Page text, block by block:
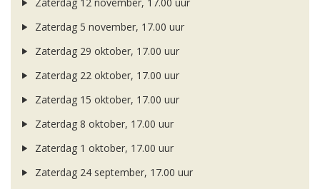
Zaterdag 12 november, 17.00 uur
Zaterdag 5 november, 17.00 uur
Zaterdag 29 oktober, 17.00 uur
Zaterdag 22 oktober, 17.00 uur
Zaterdag 15 oktober, 17.00 uur
Zaterdag 8 oktober, 17.00 uur
Zaterdag 1 oktober, 17.00 uur
Zaterdag 24 september, 17.00 uur